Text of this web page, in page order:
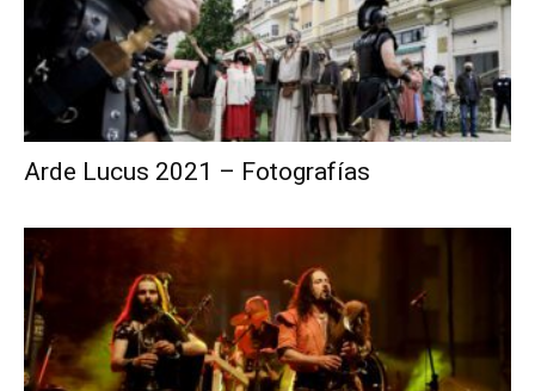
Arde Lucus 2021 – Fotografías